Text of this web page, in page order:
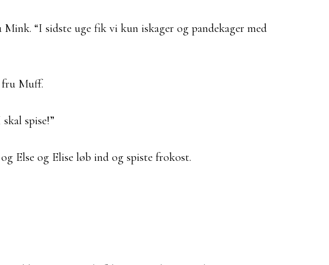
Mink. “I sidste uge fik vi kun iskager og pandekager med
fru Muff.
spise!”
Else og Elise løb ind og spiste frokost.